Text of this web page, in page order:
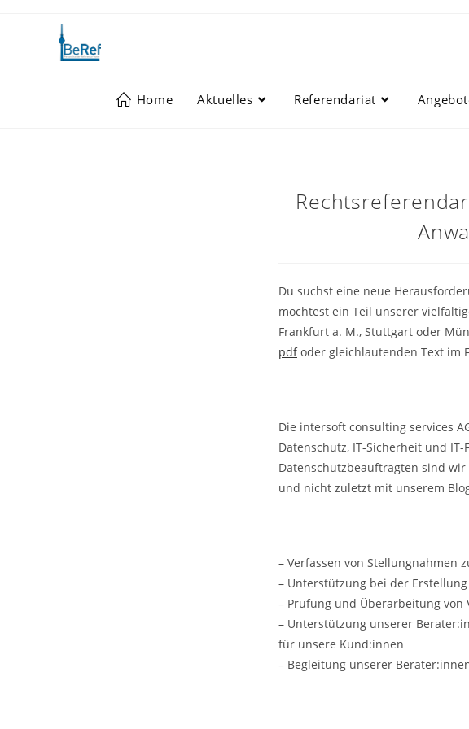
Home Aktuelles Referendariat
Du suchst eine neue
möchtest ein Teil unserer
Frankfurt a. M., Stuttgart oder
pdfoder gleichlautenden Text im
Die intersoft consulting services
Datenschutz, IT-Sicherheit und
Datenschutzbeauftragten sind
und nicht zuletzt mit unserem
– Verfassen von Stellungnahmen
– Unterstützung bei der
– Prüfung und Überarbeitung
– Unterstützung unserer
für unsere Kund:innen
– Begleitung unserer